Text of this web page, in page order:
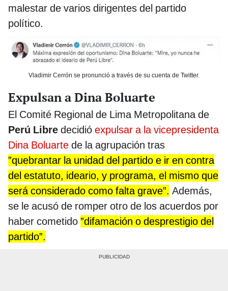
malestar de varios dirigentes del partido
político.
Vladimir Cerrón se pronunció a través de su cuenta de Twitter.
Expulsan a Dina Boluarte
El Comité Regional de Lima Metropolitana de
Perú Libre decidió expulsar a la vicepresidenta
Dina Boluarte de la agrupación tras
”quebrantar la unidad del partido e ir en contra
del estatuto, ideario, y programa, el mismo que
será considerado como falta grave”. Además,
se le acusó de romper otro de los acuerdos por
haber cometido ”difamación o desprestigio del
partido”.